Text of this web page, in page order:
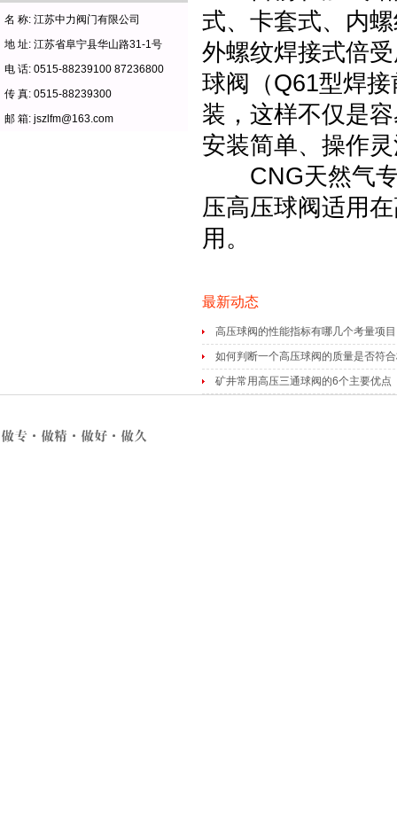
名 称: 江苏中力阀门有限公司
地 址: 江苏省阜宁县华山路31-1号
电 话: 0515-88239100 87236800
传 真: 0515-88239300
邮 箱: jszlfm@163.com
式、卡套式、内
外螺纹焊接式倍
球阀（Q61型焊
装，这样不仅是
安装简单、操作
CNG天然气专
压高压球阀适用
用。
最新动态
高压球阀的性能指标有哪几个考量项
如何判断一个高压球阀的质量是否符
矿井常用高压三通球阀的6个主要优点